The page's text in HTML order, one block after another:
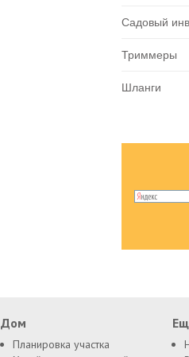
Садовый
Триммеры
Шланги
Дом
Планировка участка